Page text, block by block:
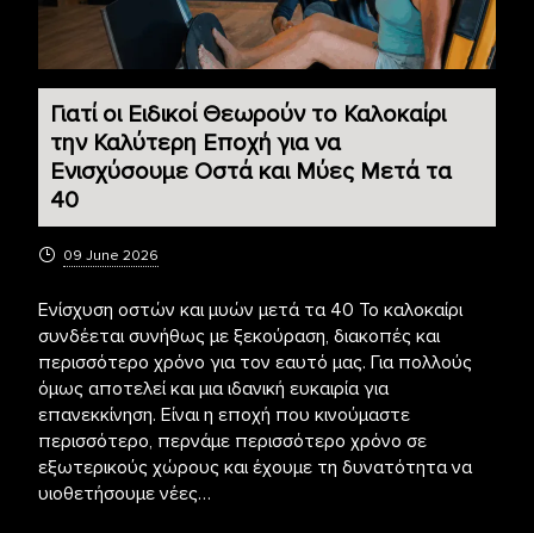
Γιατί οι Ειδικοί Θεωρούν το Καλοκαίρι
την Καλύτερη Εποχή για να
Ενισχύσουμε Οστά και Μύες Μετά τα
40
09 June 2026
Ενίσχυση οστών και μυών μετά τα 40 Το καλοκαίρι
συνδέεται συνήθως με ξεκούραση, διακοπές και
περισσότερο χρόνο για τον εαυτό μας. Για πολλούς
όμως αποτελεί και μια ιδανική ευκαιρία για
επανεκκίνηση. Είναι η εποχή που κινούμαστε
περισσότερο, περνάμε περισσότερο χρόνο σε
εξωτερικούς χώρους και έχουμε τη δυνατότητα να
υιοθετήσουμε νέες…